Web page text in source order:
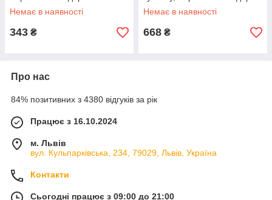
Натуральні гранули в лоток
для кота
Немає в наявності
343 ₴
Натуральні гранули в лоток
для кота
Немає в наявності
668 ₴
Про нас
84% позитивних з 4380 відгуків за рік
Працює з 16.10.2024
м. Львів
вул. Кульпарківська, 234, 79029, Львів, Україна
Контакти
Сьогодні працює з 09:00 до 21:00